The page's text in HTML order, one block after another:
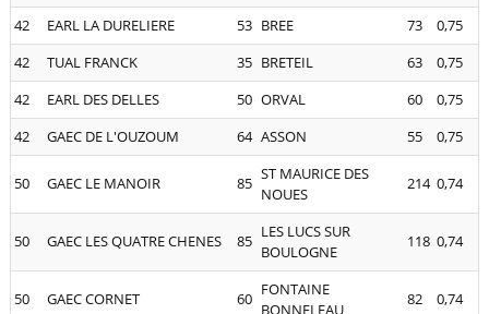
42
EARL LA DURELIERE 53 BREE 73
0,75
42
TUAL FRANCK 35 BRETEIL 63
0,75
42
EARL DES DELLES 50 ORVAL 60
0,75
42
GAEC DE L'OUZOUM 64 ASSON 55 0,75
50 GAEC LE MANOIR 85 ST MAURICE DES
NOUES
214 0,74
50 GAEC LES QUATRE CHENES 85 LES LUCS SUR
BOULOGNE
118 0,74
50 GAEC CORNET 60 FONTAINE
BONNELEAU
82 0,74